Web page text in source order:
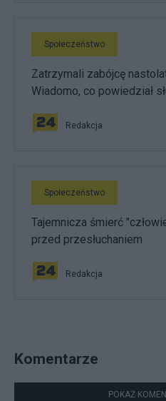
Społeczeństwo
Zatrzymali zabójcę
Wiadomo, co powiedział
Redakcja
Społeczeństwo
Tajemnicza śmierć
przed przesłuchaniem
Redakcja
Komentarze
POKAŻ